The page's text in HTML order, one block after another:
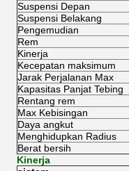
Suspensi Depan
Suspensi Belakang
Pengemudian
Rem
Kinerja
Kecepatan maksimum
Jarak Perjalanan Max
Kapasitas Panjat Tebing
Rentang rem
Max Kebisingan
Daya angkut
Menghidupkan Radius
Berat bersih
Kinerja